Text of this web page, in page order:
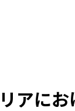
リ アにお